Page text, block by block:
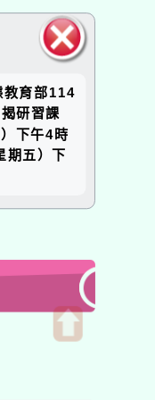
塊
教育部114
研習課
下午4時
期五）下